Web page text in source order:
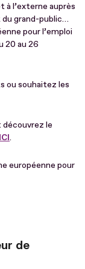
à l’externe auprès
grand-public…
pour l’emploi
20 au 26
ou souhaitez les
: découvrez le
ICI.
européenne pour
de